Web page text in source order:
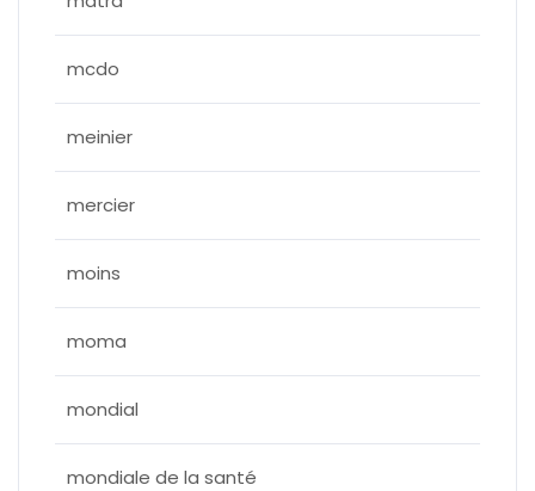
mcdo
meinier
mercier
moins
moma
mondial
mondiale de la santé